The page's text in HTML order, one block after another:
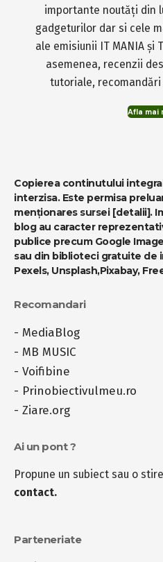
importante noutăți din
gadgeturilor dar si cele
ale emisiunii IT MANIA și
asemenea, recenzii
tutoriale,
Afla mai
Copierea continutului
interzisa. Este permisa
menționares sursei [detalii].
blog au caracter
publice precum Google
sau din biblioteci gratuite de
Pexels, Unsplash,Pixabay,
Recomandari
- MediaBlog
- MB MUSIC
- Voifibine
- Prinobiectivulmeu.ro
- Ziare.org
Ai un pont ?
Propune un subiect sau o
contact.
Parteneriate